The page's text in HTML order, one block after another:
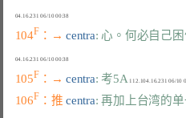
104F ：→ centra: 心。何必自己
105F ：→ centra: 考5A
106F ：推 centra: 再加上台湾的